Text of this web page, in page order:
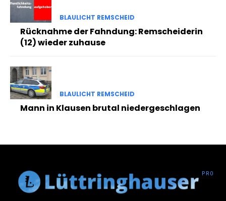
BLAULICHT REMSCHEID
Rücknahme der Fahndung: Remscheiderin
(12) wieder zuhause
BLAULICHT REMSCHEID
Mann in Klausen brutal niedergeschlagen